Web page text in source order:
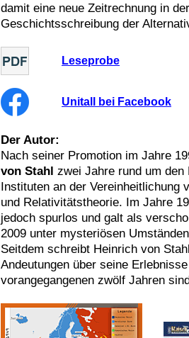
damit eine neue Zeitrechnung in der
Geschichtsschreibung der
Leseprobe
Unitall bei Facebook
Der Autor:
Nach seiner Promotion im Jahre
von Stahl zwei Jahre rund um
Instituten an der Vereinheitlichung
und Relativitätstheorie. Im Jahre
jedoch spurlos und galt als
2009 unter mysteriösen
Seitdem schreibt Heinrich von
Andeutungen über seine
vorangegangenen zwölf Jahren